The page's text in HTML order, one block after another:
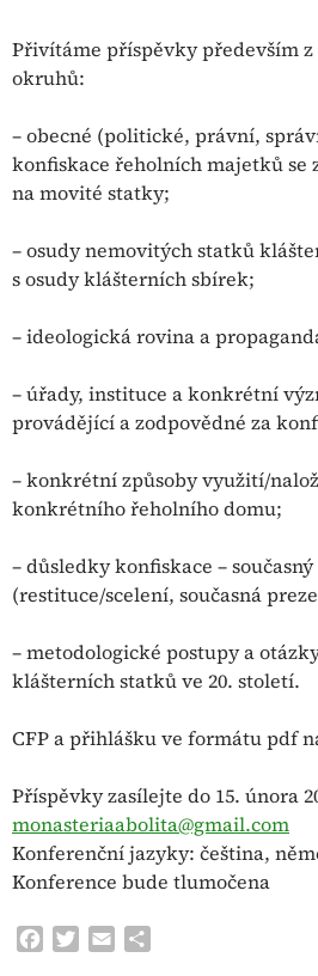
Přivítáme příspěvky především z
okruhů:
– obecné (politické, právní,
konfiskace řeholních majetků se
na movité statky;
– osudy nemovitých statků
s osudy klášterních sbírek;
– ideologická rovina a
– úřady, instituce a konkrétní
provádějící a zodpovědné za
– konkrétní způsoby využití/
konkrétního řeholního domu;
– důsledky konfiskace –
(restituce/scelení, současná
– metodologické postupy a
klášterních statků ve 20. století.
CFP a přihlášku ve formátu pdf
Příspěvky zasílejte do 15. února
monasteriaabolita@gmail.com
Konferenční jazyky: čeština,
Konference bude tlumočena